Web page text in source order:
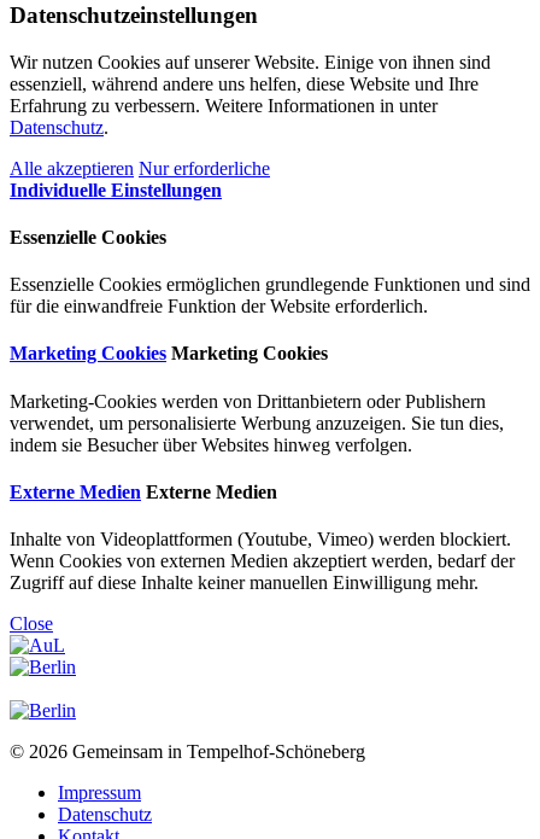
Datenschutzeinstellungen
Wir nutzen Cookies auf unserer Website. Einige von ihnen sind
essenziell, während andere uns helfen, diese Website und Ihre
Erfahrung zu verbessern. Weitere Informationen in unter
Datenschutz.
Alle akzeptieren Nur erforderliche
Individuelle Einstellungen
Essenzielle Cookies
Essenzielle Cookies ermöglichen grundlegende Funktionen und sind
für die einwandfreie Funktion der Website erforderlich.
Marketing Cookies Marketing Cookies
Marketing-Cookies werden von Drittanbietern oder Publishern
verwendet, um personalisierte Werbung anzuzeigen. Sie tun dies,
indem sie Besucher über Websites hinweg verfolgen.
Externe Medien Externe Medien
Inhalte von Videoplattformen (Youtube, Vimeo) werden blockiert.
Wenn Cookies von externen Medien akzeptiert werden, bedarf der
Zugriff auf diese Inhalte keiner manuellen Einwilligung mehr.
Close
© 2026 Gemeinsam in Tempelhof-Schöneberg
Impressum
Datenschutz